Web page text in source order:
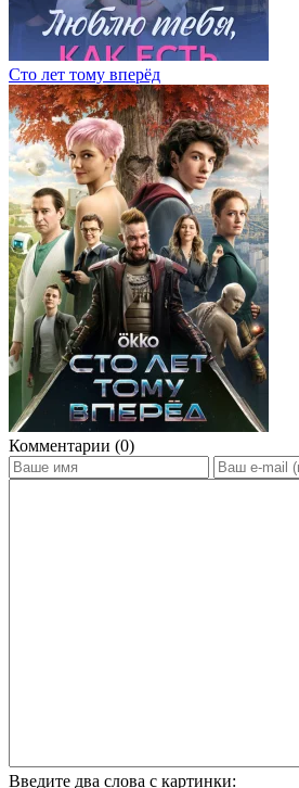
Сто лет тому вперёд
Комментарии (0)
Введите два слова с картинки: